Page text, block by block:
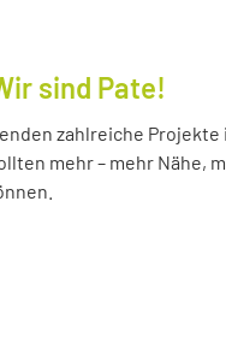
sind Pate!
zahlreiche
mehr – mehr Nähe,